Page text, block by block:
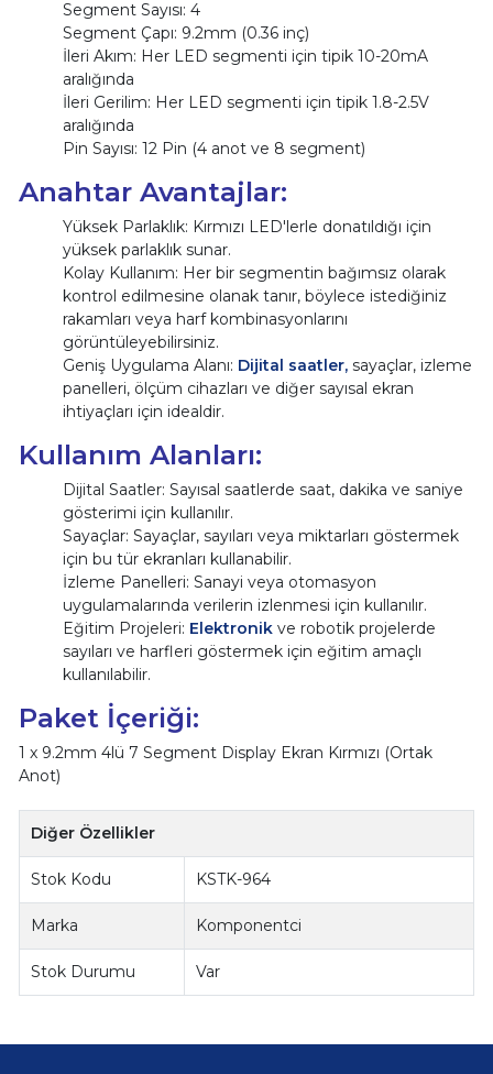
Segment Sayısı: 4
Segment Çapı: 9.2mm (0.36 inç)
İleri Akım: Her LED segmenti için tipik 10-20mA
aralığında
İleri Gerilim: Her LED segmenti için tipik 1.8-2.5V
aralığında
Pin Sayısı: 12 Pin (4 anot ve 8 segment)
Anahtar Avantajlar:
Yüksek Parlaklık: Kırmızı LED'lerle donatıldığı için
yüksek parlaklık sunar.
Kolay Kullanım: Her bir segmentin bağımsız olarak
kontrol edilmesine olanak tanır, böylece istediğiniz
rakamları veya harf kombinasyonlarını
görüntüleyebilirsiniz.
Geniş Uygulama Alanı: Dijital saatler,sayaçlar, izleme
panelleri, ölçüm cihazları ve diğer sayısal ekran
ihtiyaçları için idealdir.
Kullanım Alanları:
Dijital Saatler: Sayısal saatlerde saat, dakika ve saniye
gösterimi için kullanılır.
Sayaçlar: Sayaçlar, sayıları veya miktarları göstermek
için bu tür ekranları kullanabilir.
İzleme Panelleri: Sanayi veya otomasyon
uygulamalarında verilerin izlenmesi için kullanılır.
Eğitim Projeleri: Elektronik ve robotik projelerde
sayıları ve harfleri göstermek için eğitim amaçlı
kullanılabilir.
Paket İçeriği:
1 x 9.2mm 4lü 7 Segment Display Ekran Kırmızı (Ortak
Anot)
Diğer Özellikler
Stok Kodu KSTK-964
Marka Komponentci
Stok Durumu Var